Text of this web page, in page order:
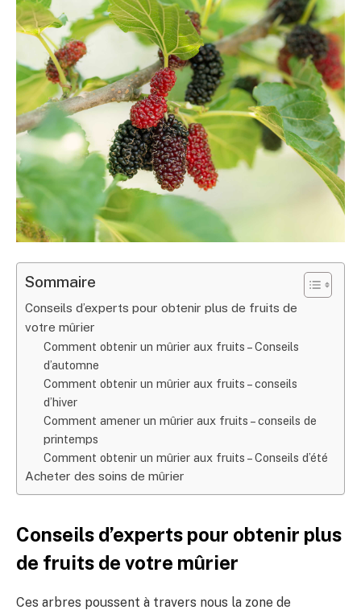
Sommaire
Conseils d’experts pour obtenir plus de fruits de
votre mûrier
Comment obtenir un mûrier aux fruits – Conseils
d’automne
Comment obtenir un mûrier aux fruits – conseils
d’hiver
Comment amener un mûrier aux fruits – conseils de
printemps
Comment obtenir un mûrier aux fruits – Conseils d’été
Acheter des soins de mûrier
Conseils d’experts pour obtenir plus
de fruits de votre mûrier
Ces arbres poussent à travers nous la zone de